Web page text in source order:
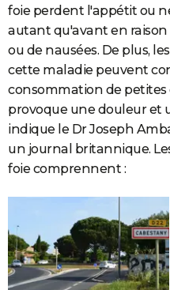
foie perdent l'appétit ou
autant qu'avant en
ou de nausées. De plus,
cette maladie peuvent
consommation de
provoque une douleur et
indique le Dr Joseph
un journal britannique.
foie comprennent :